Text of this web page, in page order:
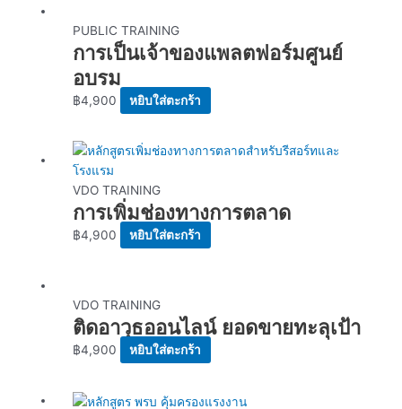
PUBLIC TRAINING
การเป็นเจ้าของแพลตฟอร์มศูนย์
อบรม
฿4,900 หยิบใส่ตะกร้า
VDO TRAINING
การเพิ่มช่องทางการตลาด
฿4,900 หยิบใส่ตะกร้า
VDO TRAINING
ติดอาวุธออนไลน์ ยอดขายทะลุเป้า
฿4,900 หยิบใส่ตะกร้า